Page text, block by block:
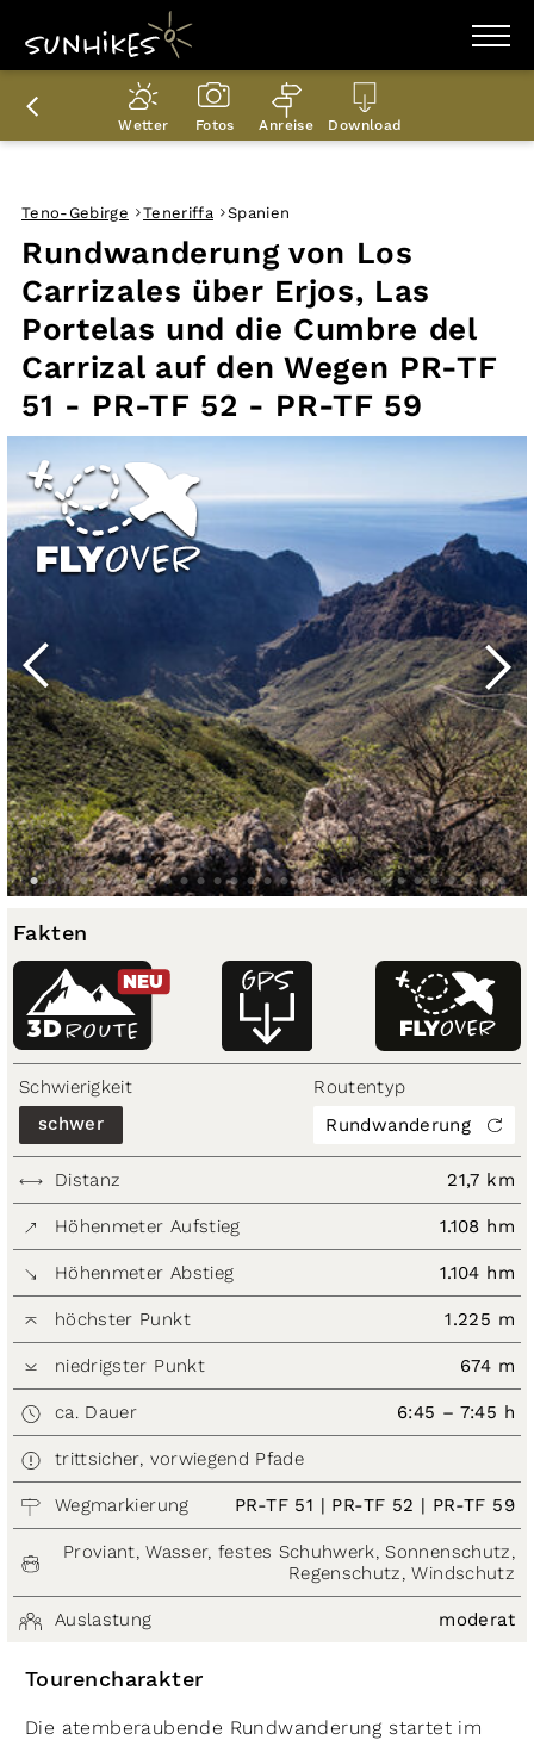
WANDERZIELE
WANDERUNGEN
ENTDECKEN
PLANER
Wetter Fotos Anreise Download
Rundwanderung von Los
Carrizales über Erjos, Las
Portelas und die Cumbre del
Carrizal auf den Wegen PR-TF
51 - PR-TF 52 - PR-TF 59
Teno-Gebirge Teneriffa Spanien
Fakten
ROUTE
3D
NEU
Schwierigkeit
schwer
Routentyp
Rundwanderung
Distanz 21,7 km
Höhenmeter Aufstieg 1.108 hm
Höhenmeter Abstieg 1.104 hm
höchster Punkt 1.225 m
niedrigster Punkt 674 m
ca. Dauer 6:45 – 7:45 h
trittsicher, vorwiegend Pfade
Wegmarkierung PR-TF 51 | PR-TF 52 | PR-TF 59
Proviant, Wasser, festes Schuhwerk, Sonnenschutz,
Regenschutz, Windschutz
Auslastung moderat
Tourencharakter
Die atemberaubende Rundwanderung startet im